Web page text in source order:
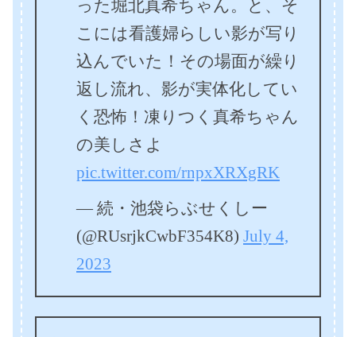
った堀北真希ちゃん。と、そ
こには看護婦らしい影が写り
込んでいた！その場面が繰り
返し流れ、影が実体化してい
く恐怖！凍りつく真希ちゃん
の美しさよ
pic.twitter.com/rnpxXRXgRK
— 続・池袋らぶせくしー
(@RUsrjkCwbF354K8) July 4,
2023